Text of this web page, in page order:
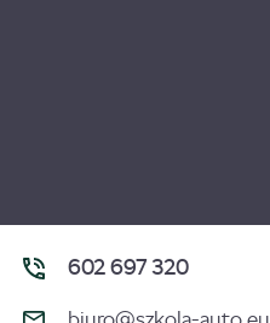
602 697 320